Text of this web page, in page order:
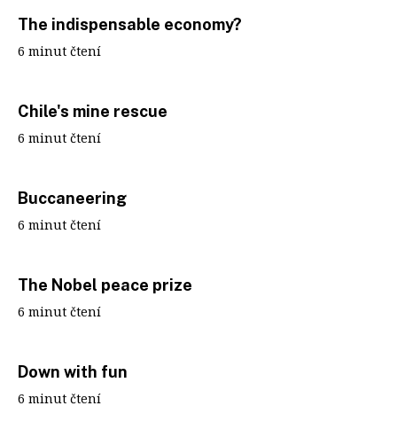
The indispensable economy?
6 minut čtení
Chile's mine rescue
6 minut čtení
Buccaneering
6 minut čtení
The Nobel peace prize
6 minut čtení
Down with fun
6 minut čtení